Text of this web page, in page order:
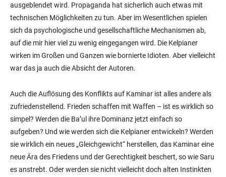
ausgeblendet wird. Propaganda hat sicherlich auch etwas mit
technischen Möglichkeiten zu tun. Aber im Wesentlichen spielen
sich da psychologische und gesellschaftliche Mechanismen ab,
auf die mir hier viel zu wenig eingegangen wird. Die Kelpianer
wirken im Großen und Ganzen wie bornierte Idioten. Aber vielleicht
war das ja auch die Absicht der Autoren.
Auch die Auflösung des Konflikts auf Kaminar ist alles andere als
zufriedenstellend. Frieden schaffen mit Waffen – ist es wirklich so
simpel? Werden die Ba’ul ihre Dominanz jetzt einfach so
aufgeben? Und wie werden sich die Kelpianer entwickeln? Werden
sie wirklich ein neues „Gleichgewicht“ herstellen, das Kaminar eine
neue Ära des Friedens und der Gerechtigkeit beschert, so wie Saru
es anstrebt. Oder werden sie nicht vielleicht doch alten Instinkten